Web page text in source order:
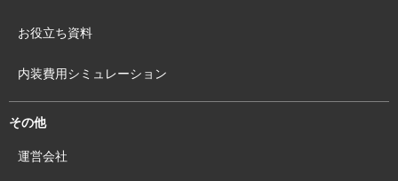
お役立ち資料
内装費用シミュレーション
その他
運営会社